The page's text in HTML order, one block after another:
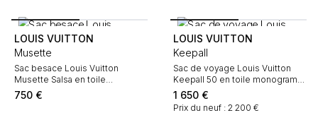
LOUIS VUITTON
Musette
Sac besace Louis Vuitton
Musette Salsa en toile
monogram et cuir naturel
750 €
LOUIS VUITTON
Keepall
Sac de voyage Louis Vuitton
Keepall 50 en toile monogram
marron et cuir naturel
1 650 €
Prix du neuf : 2 200 €